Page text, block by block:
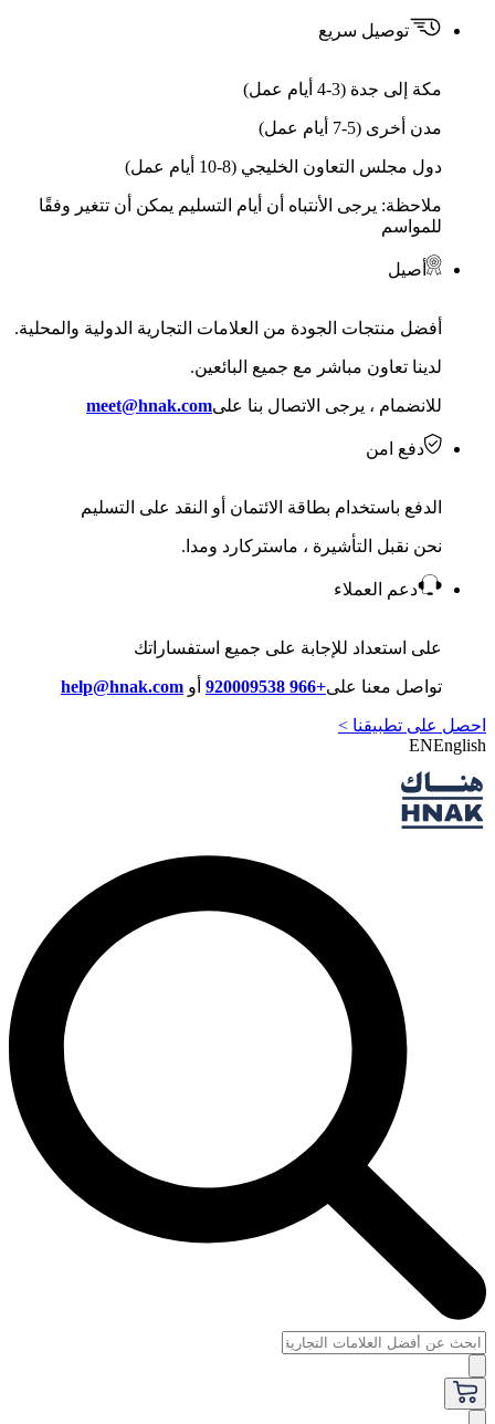
توصيل سريع
مكة إلى جدة (3-4 أيام عمل)
مدن أخرى (5-7 أيام عمل)
دول مجلس التعاون الخليجي (8-10 أيام عمل)
ملاحظة: يرجى الأنتباه أن أيام التسليم يمكن أن تتغير وفقًا
للمواسم
أصيل
أفضل منتجات الجودة من العلامات التجارية الدولية والمحلية.
لدينا تعاون مباشر مع جميع البائعين.
للانضمام ، يرجى الاتصال بنا علىmeet@hnak.com
دفع امن
الدفع باستخدام بطاقة الائتمان أو النقد على التسليم
نحن نقبل التأشيرة ، ماستركارد ومدا.
دعم العملاء
على استعداد للإجابة على جميع استفساراتك
تواصل معنا على+966 920009538 أو help@hnak.com
احصل على تطبيقنا >
ENEnglish